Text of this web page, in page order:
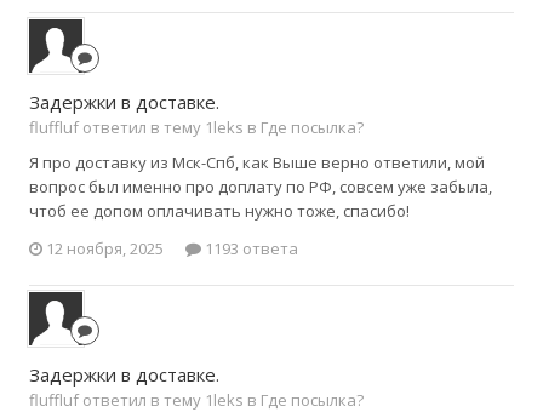
Задержки в доставке.
fluffluf ответил в тему 1leks в Где посылка?
Я про доставку из Мск-Спб, как Выше верно ответили, мой
вопрос был именно про доплату по РФ, совсем уже забыла,
чтоб ее допом оплачивать нужно тоже, спасибо!
12 ноября, 2025
1193 ответа
Задержки в доставке.
fluffluf ответил в тему 1leks в Где посылка?